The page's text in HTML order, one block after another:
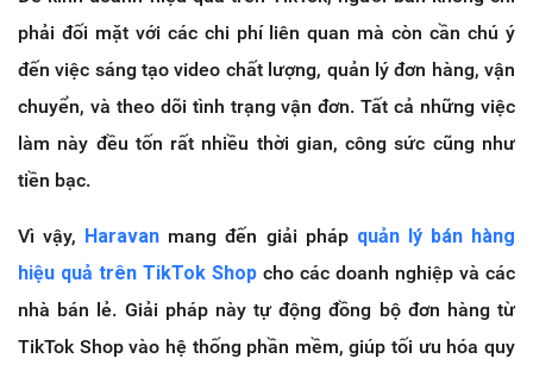
phải đối mặt với các chi phí liên quan mà còn cần chú ý
đến việc sáng tạo video chất lượng, quản lý đơn hàng, vận
chuyển, và theo dõi tình trạng vận đơn. Tất cả những việc
làm này đều tốn rất nhiều thời gian, công sức cũng như
tiền bạc.
Vì vậy, Haravan mang đến giải pháp quản lý bán hàng
hiệu quả trên TikTok Shop cho các doanh nghiệp và các
nhà bán lẻ. Giải pháp này tự động đồng bộ đơn hàng từ
TikTok Shop vào hệ thống phần mềm, giúp tối ưu hóa quy